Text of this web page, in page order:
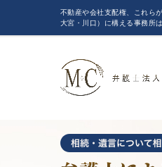
不動産や会社支配権、これら
大宮・川口）に構える事務所